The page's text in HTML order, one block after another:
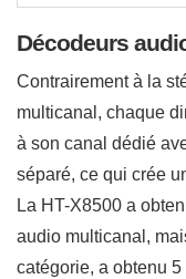
Décodeurs
Contrairement à la
multicanal, chaque
à son canal dédié
séparé, ce qui crée
La HT-X8500 a
audio multicanal,
catégorie, a obtenu 5